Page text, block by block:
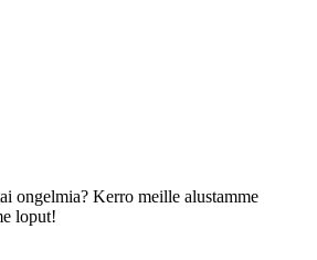
ongelmia? Kerro meille alustamme
loput!